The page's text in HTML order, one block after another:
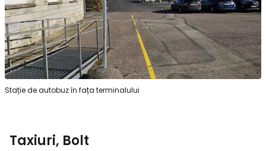
Stație de autobuz în fața terminalului
Taxiuri, Bolt